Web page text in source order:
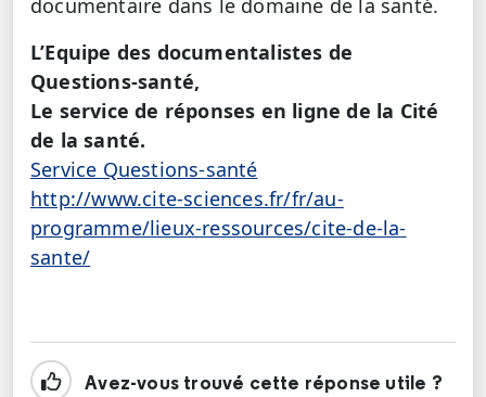
documentaire dans le domaine de la santé.
L’Equipe des documentalistes de
Questions-santé,
Le service de réponses en ligne de la Cité
de la santé.
Service Questions-santé
http://www.cite-sciences.fr/fr/au-
programme/lieux-ressources/cite-de-la-
sante/
Avez-vous trouvé cette réponse utile ?